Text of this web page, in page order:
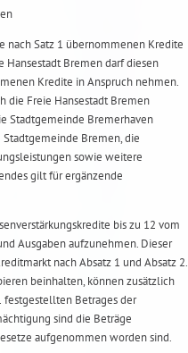
Satz 1 übernommenen Kredite
Hansestadt Bremen darf diesen
Kredite in Anspruch nehmen.
die Freie Hansestadt Bremen
Stadtgemeinde Bremerhaven
Bremen, die
sowie weitere
gilt für ergänzende
bis zu 12 vom
Ausgaben aufzunehmen. Dieser
nach Absatz 1 und Absatz 2.
beinhalten, können zusätzlich
festgestellten Betrages der
sind die Beträge
aufgenommen worden sind.